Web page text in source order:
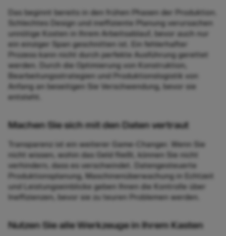
Das beginnt bereits in den frühen Phasen der Produktion.
Schlechtes Design und ineffiziente Planung verursachen
unnötige Kosten in Ihrem Arbeitsablauf, bevor auch nur
ein einziger Span geschnitten ist. Ein fehlerhafter
Prozess kann nicht durch perfekte Ausführung gerettet
werden. Durch die Optimierung von Konstruktion,
Bearbeitungsstrategien und Produktionslogistik von
Anfang an beseitigen Sie Verschwendung, bevor sie
entsteht.
Machen Sie sich mit den Daten vertraut
Transparenz ist ein weiterer Game-Changer. Wenn Sie
nicht wissen, wohin das Geld fließt, können Sie nicht
verhindern, dass es verschwindet. Datengesteuerte
Produktionsplanung, Maschinenüberwachung in Echtzeit
und Leistungseinblicke geben Ihnen die Kontrolle über
Ineffizienzen, bevor sie zu teuren Problemen werden.
Nutzen Sie alle Werkzeuge in Ihrem Kasten